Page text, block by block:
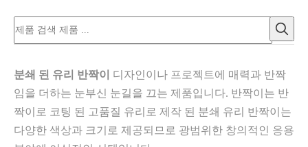
분쇄 된 유리 반짝이
디자인이나 프로젝트에 매력과 반짝
임을 더하는 눈부신 눈길을 끄는 제품입니다. 반짝이는 반
짝이로 코팅 된 고품질 유리로 제작 된 분쇄 유리 반짝이는
다양한 색상과 크기로 제공되므로 광범위한 창의적인 응용